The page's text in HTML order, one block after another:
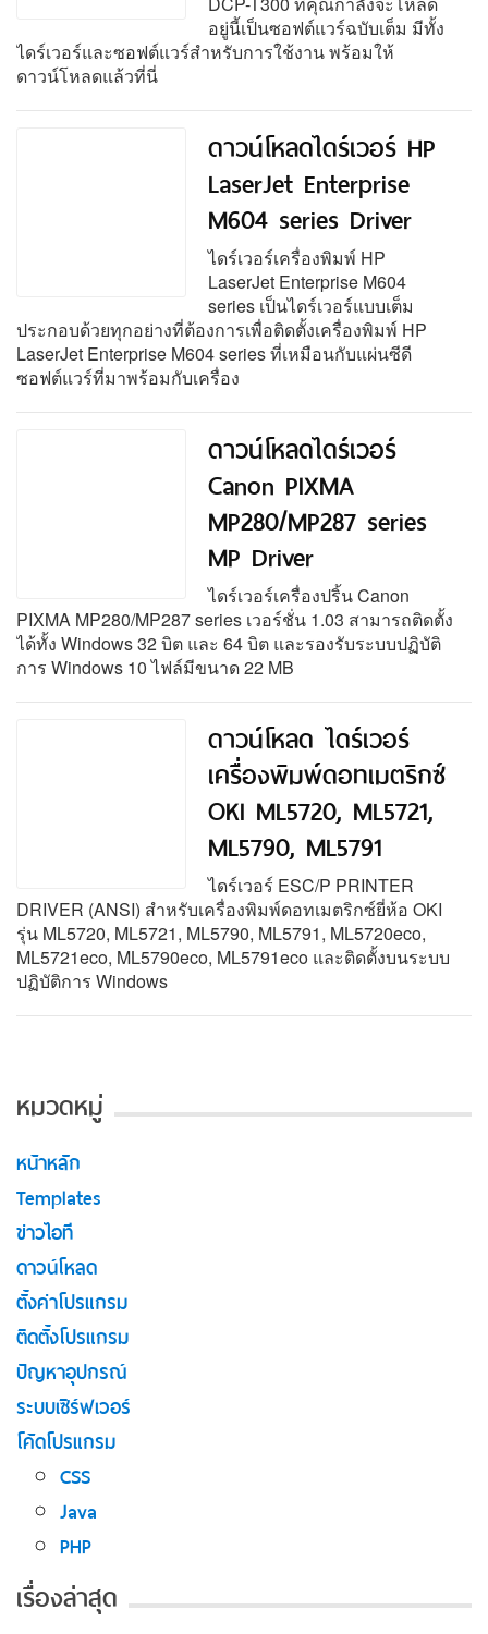
อยู่นี้เป็นซอฟต์แวร์ฉบับเต็ม มีทั้ง
ไดร์เวอร์และซอฟต์แวร์สำหรับการใช้งาน พร้อมให้
ดาวน์โหลดแล้วที่นี่
ดาวน์โหลดไดร์เวอร์ HP
LaserJet Enterprise
M604 series Driver
ไดร์เวอร์เครื่องพิมพ์ HP
LaserJet Enterprise M604
series เป็นไดร์เวอร์แบบเต็ม
ประกอบด้วยทุกอย่างที่ต้องการเพื่อติดตั้งเครื่องพิมพ์ HP
LaserJet Enterprise M604 series ที่เหมือนกับแผ่นซีดี
ซอฟต์แวร์ที่มาพร้อมกับเครื่อง
ดาวน์โหลดไดร์เวอร์
Canon PIXMA
MP280/MP287 series
MP Driver
ไดร์เวอร์เครื่องปริ้น Canon
PIXMA MP280/MP287 series เวอร์ชั่น 1.03 สามารถติดตั้ง
ได้ทั้ง Windows 32 บิต และ 64 บิต และรองรับระบบปฏิบัติ
การ Windows 10 ไฟล์มีขนาด 22 MB
ดาวน์โหลด ไดร์เวอร์
เครื่องพิมพ์ดอทเมตริกซ์
OKI ML5720, ML5721,
ML5790, ML5791
ไดร์เวอร์ ESC/P PRINTER
DRIVER (ANSI) สำหรับเครื่องพิมพ์ดอทเมตริกซ์ยี่ห้อ OKI
รุ่น ML5720, ML5721, ML5790, ML5791, ML5720eco,
ML5721eco, ML5790eco, ML5791eco และติดตั้งบนระบบ
ปฏิบัติการ Windows
หมวดหมู่
หน้าหลัก
Templates
ข่าวไอที
ดาวน์โหลด
ตั้งค่าโปรแกรม
ติดตั้งโปรแกรม
ปัญหาอุปกรณ์
ระบบเซิร์ฟเวอร์
โค้ดโปรแกรม
CSS
Java
PHP
เรื่องล่าสุด